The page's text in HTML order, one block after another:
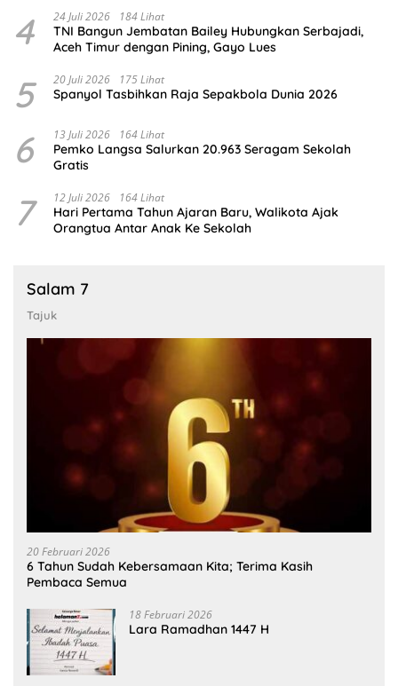
4 24 Juli 2026 184 Lihat
TNI Bangun Jembatan Bailey Hubungkan Serbajadi,
Aceh Timur dengan Pining, Gayo Lues
5 20 Juli 2026 175 Lihat
Spanyol Tasbihkan Raja Sepakbola Dunia 2026
6 13 Juli 2026 164 Lihat
Pemko Langsa Salurkan 20.963 Seragam Sekolah
Gratis
7 12 Juli 2026 164 Lihat
Hari Pertama Tahun Ajaran Baru, Walikota Ajak
Orangtua Antar Anak Ke Sekolah
Salam 7
Tajuk
20 Februari 2026
6 Tahun Sudah Kebersamaan Kita; Terima Kasih
Pembaca Semua
18 Februari 2026
Lara Ramadhan 1447 H